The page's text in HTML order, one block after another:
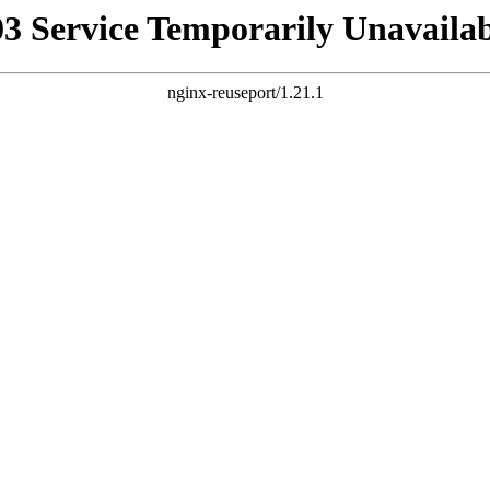
Service Temporarily
nginx-reuseport/1.21.1